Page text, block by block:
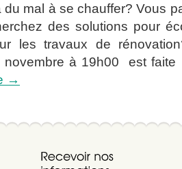
du mal à se chauffer? Vous
des solutions pour
les travaux de
novembre à 19h00 est
→